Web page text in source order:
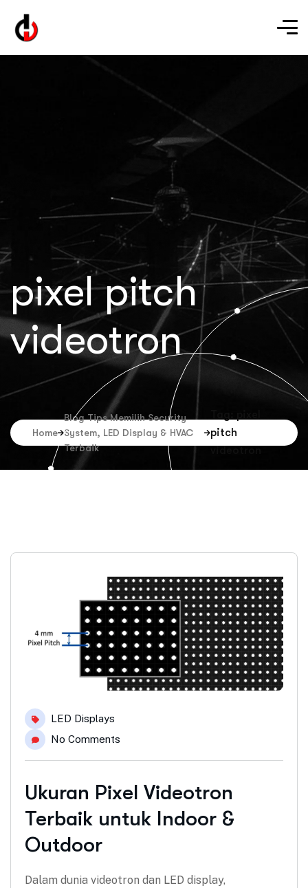
pixel pitch
videotron
Home
Blog Tips Memilih Security
System, LED Display & HVAC
Terbaik
pitch
LED Displays
No Comments
Ukuran Pixel Videotron
Terbaik untuk Indoor &
Outdoor
Dalam dunia videotron dan LED display,